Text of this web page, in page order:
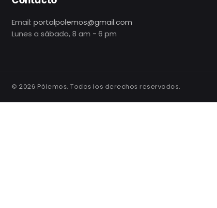
Email: portalpolemos@gmail.com
Lunes a sábado, 8 am - 6 pm
© 2026 Pólemos. Todos los derechos reservados.